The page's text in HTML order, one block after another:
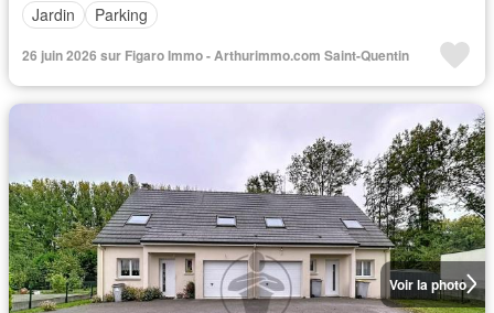
Jardin
Parking
26 juin 2026 sur Figaro Immo - Arthurimmo.com Saint-Quentin
Voir la photo